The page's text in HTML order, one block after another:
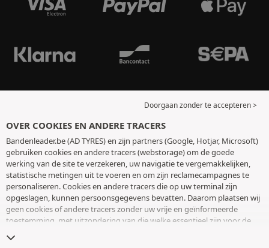
Doorgaan zonder te accepteren >
OVER COOKIES EN ANDERE TRACERS
Bandenleader.be (AD TYRES) en zijn partners (Google, Hotjar, Microsoft)
gebruiken cookies en andere tracers (webstorage) om de goede
werking van de site te verzekeren, uw navigatie te vergemakkelijken,
statistische metingen uit te voeren en om zijn reclamecampagnes te
personaliseren. Cookies en andere tracers die op uw terminal zijn
opgeslagen, kunnen persoonsgegevens bevatten. Daarom plaatsen wij
geen cookies of andere tracers zonder uw vrije en geïnformeerde
toestemming, met uitzondering van die welke essentieel zijn voor de
toestemming op elk moment intrekken door naar de pagina over